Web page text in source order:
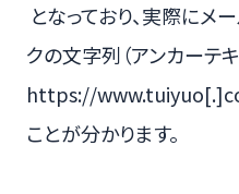
となっており、実際にメ
クの文字列（アンカーテキ
https://
ことが分かります。